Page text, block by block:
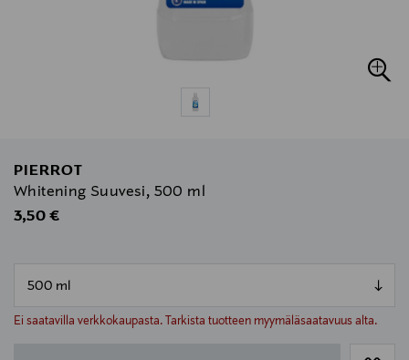
PIERROT
Whitening Suuvesi, 500 ml
Original Price
3,50 €
Ei saatavilla verkkokaupasta. Tarkista tuotteen myymäläsaatavuus alta.
null